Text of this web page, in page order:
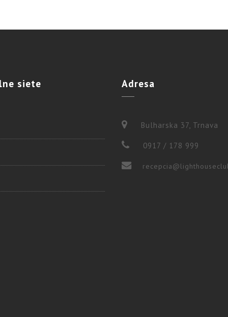
siete Adresa
Bulharska 37, Trnava
0917 / 178 999